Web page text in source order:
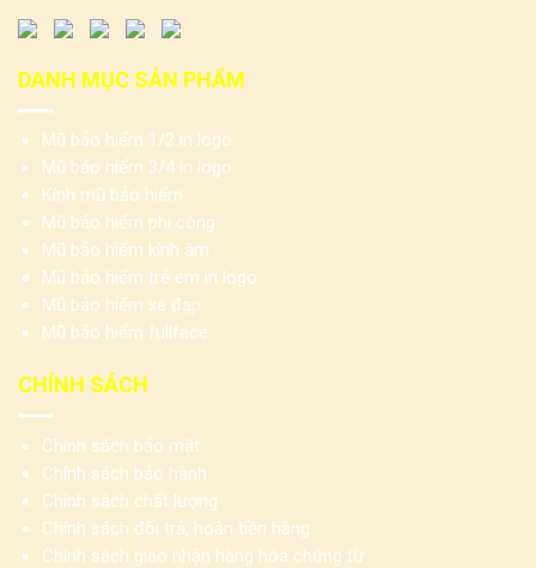
DANH MỤC SẢN PHẨM
Mũ bảo hiểm 1/2 in logo
Mũ bảo hiểm 3/4 in logo
Kính mũ bảo hiểm
Mũ bảo hiểm phi công
Mũ bảo hiểm kính âm
Mũ bảo hiểm trẻ em in logo
Mũ bảo hiểm xe đạp
Mũ bảo hiểm fullface
CHÍNH SÁCH
Chính sách bảo mật
Chính sách bảo hành
Chính sách chất lượng
Chính sách đổi trả, hoàn tiền hàng
Chính sách giao nhận hàng hóa chứng từ